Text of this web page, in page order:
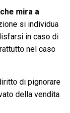
mira a
si individua
in caso di
nel caso
di pignorare
della vendita